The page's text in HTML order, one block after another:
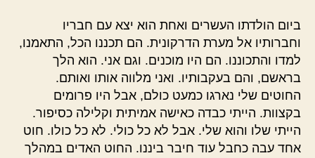
ביום הולדתו העשרים ואחת הוא יצא עם חבריו
וחברותיו אל מערת הדרקונית. הם תכננו הכל, התאמנו,
למדו והתכוננו. הם היו מוכנים. וגם אני. הוא הלך
בראשם, והם בעקבותיו. ואני מלווה אותו ואותם.
החוטים שלי נארגו כמעט כולם, אבל היו פרומים
בקצוות. הייתי כבדה כאישה אמיתית וקלילה כסיפור.
הייתי שלו והוא שלי. אבל לא כל כולי. לא כל כולו. חוט
אחד עבה כחבל עוד חיבר ביננו. החוט האדים במהלך